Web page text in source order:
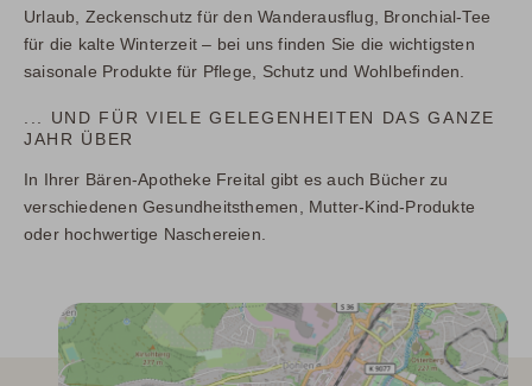
Urlaub, Zeckenschutz für den Wanderausflug, Bronchial-Tee
für die kalte Winterzeit – bei uns finden Sie die wichtigsten
saisonale Produkte für Pflege, Schutz und Wohlbefinden.
... UND FÜR VIELE GELEGENHEITEN DAS GANZE
JAHR ÜBER
In Ihrer Bären-Apotheke Freital gibt es auch Bücher zu
verschiedenen Gesundheitsthemen, Mutter-Kind-Produkte
oder hochwertige Naschereien.